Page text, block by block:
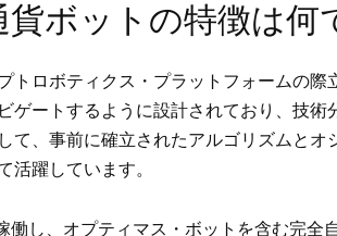
ボットの特徴は何
トロボティクス・プラットフォームの際
ゲートするように設計されており、技術
て、事前に確立されたアルゴリズムとオ
活躍しています。
し、オプティマス・ボットを含む完全